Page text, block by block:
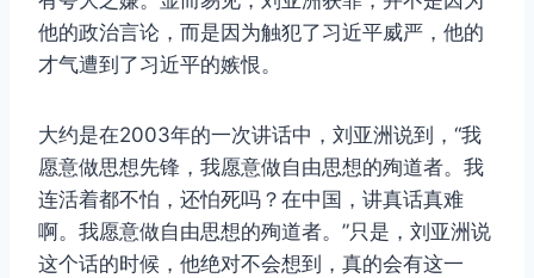
他的政治言论，而是因为触犯了习近平威严，他的
才气遭到了习近平的嫉恨。
大约是在2003年的一次讲话中，刘亚洲说到，“我
愿意做思想先锋，我愿意做自由思想的殉道者。我
连活着都不怕，还怕死吗？在中国，讲真话真难
啊。我愿意做自由思想的殉道者。”只是，刘亚洲说
这个话的时候，他绝对不会想到，真的会有这一